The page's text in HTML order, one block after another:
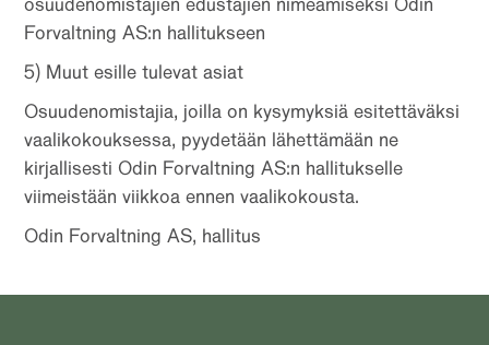
Forvaltning AS:n hallitukseen
5) Muut esille tulevat asiat
Osuudenomistajia, joilla on kysymyksiä esitettäväksi
vaalikokouksessa, pyydetään lähettämään ne
kirjallisesti Odin Forvaltning AS:n hallitukselle
viimeistään viikkoa ennen vaalikokousta.
Odin Forvaltning AS, hallitus